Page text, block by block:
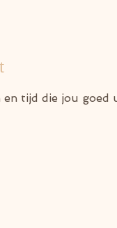
en tijd die jou goed